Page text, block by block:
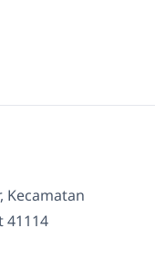
Kecamatan
41114